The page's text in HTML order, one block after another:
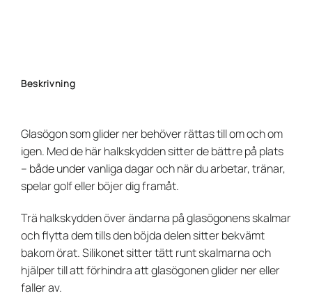
Beskrivning
Glasögon som glider ner behöver rättas till om och om
igen. Med de här halkskydden sitter de bättre på plats
– både under vanliga dagar och när du arbetar, tränar,
spelar golf eller böjer dig framåt.
Trä halkskydden över ändarna på glasögonens skalmar
och flytta dem tills den böjda delen sitter bekvämt
bakom örat. Silikonet sitter tätt runt skalmarna och
hjälper till att förhindra att glasögonen glider ner eller
faller av.